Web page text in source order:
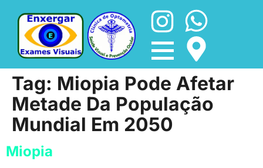
Tag: Miopia Pode Afetar
Metade Da População
Mundial Em 2050
Miopia